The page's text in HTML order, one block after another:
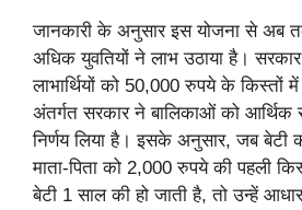
जानकारी के अनुसार इस योजना से
अधिक युवतियों ने लाभ उठाया है।
लाभार्थियों को 50,000 रुपये के किस्तों
अंतर्गत सरकार ने बालिकाओं को आर्थिक
निर्णय लिया है। इसके अनुसार, जब बेटी
माता-पिता को 2,000 रुपये की पहली
बेटी 1 साल की हो जाती है, तो उन्हें